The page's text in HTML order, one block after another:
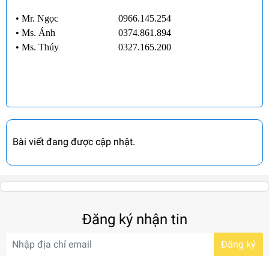
• Mr. Ngọc
0966.145.254
• Ms. Ánh
0374.861.894
• Ms. Thúy 0327.165.200
Bài viết đang được cập nhật.
Đăng ký nhận tin
Đăng ký